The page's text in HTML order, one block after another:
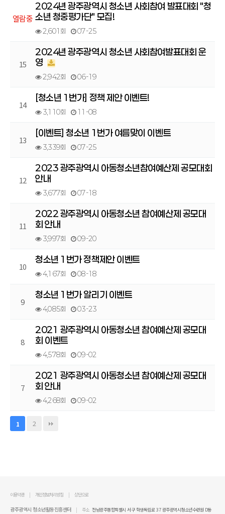
열람중
2024년 광주광역시 청소년 사회참여 발표대회 "청
소년 청중평가단" 모집!
2,601회 07-25
15
2024년 광주광역시 청소년 사회참여발표대회 운
영
2,942회 06-19
14
[청소년 1번가] 정책 제안 이벤트!
3,110회 11-08
13
[이벤트] 청소년 1번가 여름맞이 이벤트
3,339회 07-25
12
2023 광주광역시 아동청소년참여예산제 공모대회
안내
3,677회 07-18
11
2022 광주광역시 아동청소년 참여예산제 공모대
회 안내
3,997회 09-20
10
청소년 1번가 정책제안 이벤트
4,167회 08-18
9
청소년 1번가 알리기 이벤트
4,085회 03-23
8
2021 광주광역시 아동청소년 참여예산제 공모대
회 이벤트
4,578회 09-02
7
2021 광주광역시 아동청소년 참여예산제 공모대
회 안내
4,268회 09-02
1 2
이용약관 개인정보처리방침 상단으로
광주광역시 청소년활동진흥센터 주소 전남광주통합특별시 서구 학생독립로 37 광주광역시청소년수련원 D동